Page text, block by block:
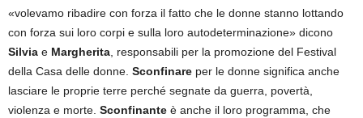
«volevamo ribadire con forza il fatto che le donne stanno lottando
con forza sui loro corpi e sulla loro autodeterminazione» dicono
Silvia e Margherita, responsabili per la promozione del Festival
della Casa delle donne. Sconfinare per le donne significa anche
lasciare le proprie terre perché segnate da guerra, povertà,
violenza e morte. Sconfinante è anche il loro programma, che